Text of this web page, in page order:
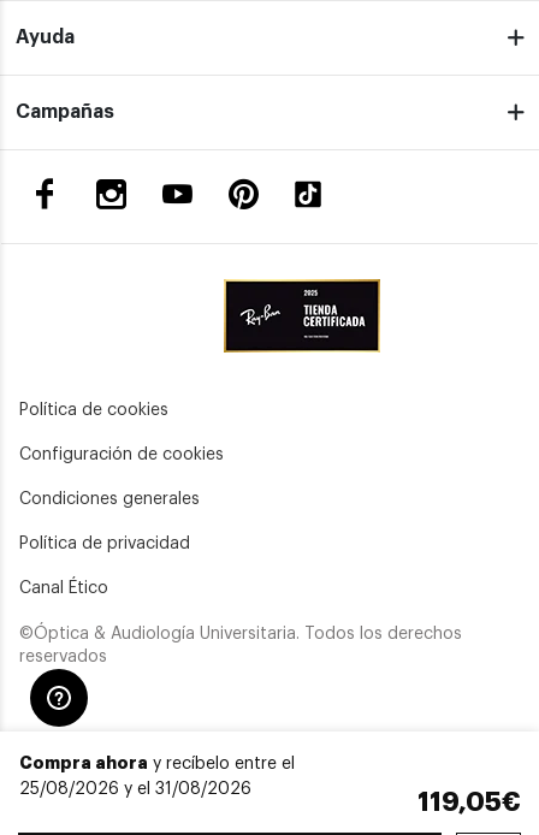
Compra ahora y recíbelo entre el
25/08/2026 y el 31/08/2026
119,05€
Ayuda
Campañas
Política de cookies
Configuración de cookies
Condiciones generales
Política de privacidad
Canal Ético
©Óptica & Audiología Universitaria. Todos los derechos
reservados